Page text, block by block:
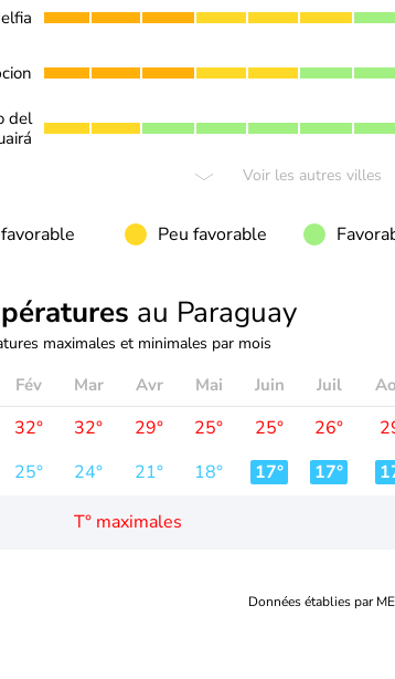
del
Voir les autres villes
Peu favorable
au Paraguay
maximales et minimales par mois
Fév Mar Avr Mai Juin Juil
32° 32° 29° 25° 25° 26°
25° 24° 21° 18° 17° 17°
T° maximales
Données établies par